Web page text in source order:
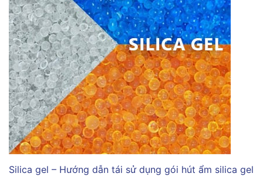
Silica gel – Hướng dẫn tái sử dụng gói hút ẩm silica gel